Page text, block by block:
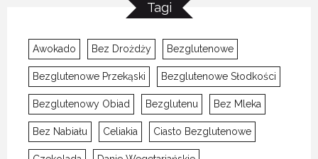
Tagi
Awokado Bez Drożdży Bezglutenowe
Bezglutenowe Przekąski Bezglutenowe Słodkości
Bezglutenowy Obiad Bezglutenu Bez Mleka
Bez Nabiału Celiakia Ciasto Bezglutenowe